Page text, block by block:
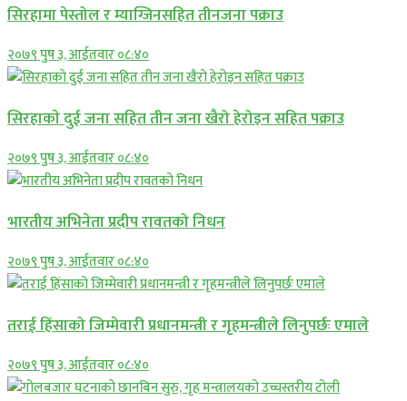
सिरहामा पेस्तोल र म्याग्जिनसहित तीनजना पक्राउ
२०७९ पुष ३, आईतवार ०८:४०
सिरहाकाे दुई जना सहित तीन जना खैरो हेरोइन सहित पक्राउ
२०७९ पुष ३, आईतवार ०८:४०
भारतीय अभिनेता प्रदीप रावतको निधन
२०७९ पुष ३, आईतवार ०८:४०
तराई हिंसाको जिम्मेवारी प्रधानमन्त्री र गृहमन्त्रीले लिनुपर्छः एमाले
२०७९ पुष ३, आईतवार ०८:४०